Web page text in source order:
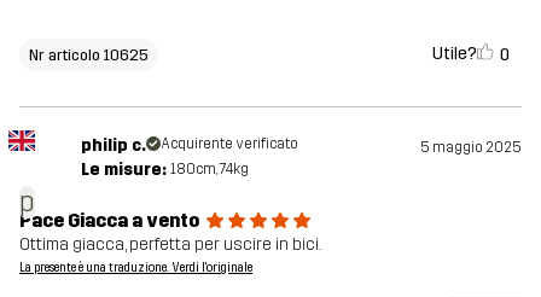
Nr articolo 10625 Utile? 0
p
philip c. Acquirente verificato 5 maggio 2025
Le misure: 180cm, 74kg
Pace Giacca a vento
Ottima giacca, perfetta per uscire in bici.
La presente è una traduzione. Verdi l'originale